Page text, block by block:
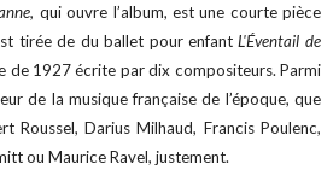
qui ouvre l’album, est une courte pièce
tirée de du ballet pour enfantL'Éventail de
de 1927 écrite par dix compositeurs. Parmi
de la musique française de l’époque, que
Roussel, Darius Milhaud, Francis Poulenc,
ou Maurice Ravel, justement.